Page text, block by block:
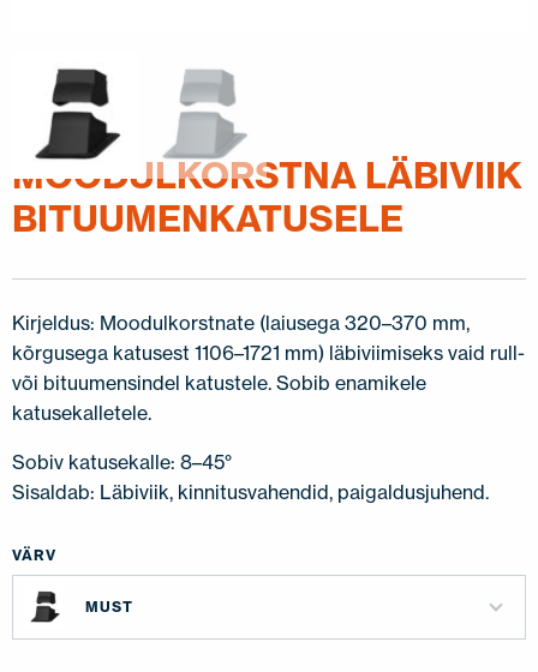
MOODULKORSTNA LÄBIVIIK
BITUUMENKATUSELE
Kirjeldus: Moodulkorstnate (laiusega 320–370 mm,
kõrgusega katusest 1106–1721 mm) läbiviimiseks vaid rull-
või bituumensindel katustele. Sobib enamikele
katusekalletele.
Sobiv katusekalle: 8–45°
Sisaldab: Läbiviik, kinnitusvahendid, paigaldusjuhend.
VÄRV
MUST